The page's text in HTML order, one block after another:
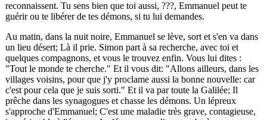
reconnaissent. Tu sens bien que toi aussi, ???, Emmanuel peut te
guérir ou te libérer de tes démons, si tu lui demandes.
Au matin, dans la nuit noire, Emmanuel se lève, sort et s'en va dans
un lieu désert; Là il prie. Simon part à sa recherche, avec toi et
quelques compagnons, et vous le trouvez enfin. Vous lui dites :
"Tout le monde te cherche." Et il vous dit: "Allons ailleurs, dans les
villages voisins, pour que j'y proclame aussi la bonne nouvelle: car
c'est pour cela que je suis sorti." Et il va par toute la Galilée; Il
prêche dans les synagogues et chasse les démons. Un lépreux
s'approche d'Emmanuel; C'est une maladie très grave, contagieuse,